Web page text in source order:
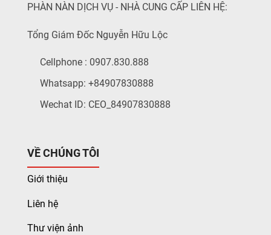
PHÀN NÀN DỊCH VỤ - NHÀ CUNG CẤP LIÊN HỆ:
Tổng Giám Đốc Nguyễn Hữu Lộc
Cellphone : 0907.830.888
Whatsapp: +84907830888
Wechat ID: CEO_84907830888
VỀ CHÚNG TÔI
Giới thiệu
Liên hệ
Thư viện ảnh